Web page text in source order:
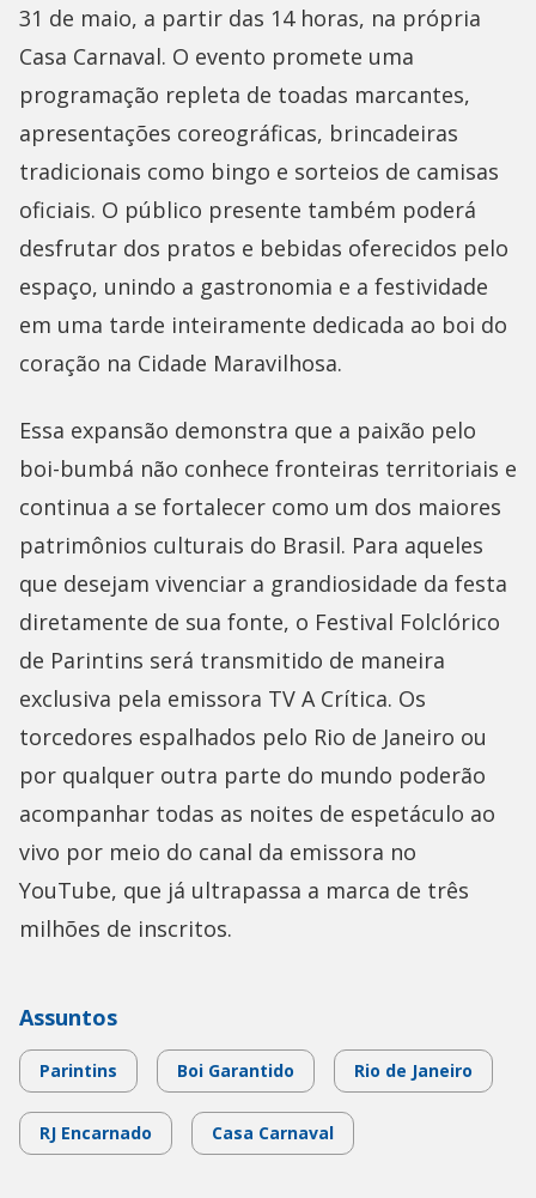
31 de maio, a partir das 14 horas, na própria
Casa Carnaval. O evento promete uma
programação repleta de toadas marcantes,
apresentações coreográficas, brincadeiras
tradicionais como bingo e sorteios de camisas
oficiais. O público presente também poderá
desfrutar dos pratos e bebidas oferecidos pelo
espaço, unindo a gastronomia e a festividade
em uma tarde inteiramente dedicada ao boi do
coração na Cidade Maravilhosa.
Essa expansão demonstra que a paixão pelo
boi-bumbá não conhece fronteiras territoriais e
continua a se fortalecer como um dos maiores
patrimônios culturais do Brasil. Para aqueles
que desejam vivenciar a grandiosidade da festa
diretamente de sua fonte, o Festival Folclórico
de Parintins será transmitido de maneira
exclusiva pela emissora TV A Crítica. Os
torcedores espalhados pelo Rio de Janeiro ou
por qualquer outra parte do mundo poderão
acompanhar todas as noites de espetáculo ao
vivo por meio do canal da emissora no
YouTube, que já ultrapassa a marca de três
milhões de inscritos.
Assuntos
Parintins Boi Garantido Rio de Janeiro
RJ Encarnado Casa Carnaval